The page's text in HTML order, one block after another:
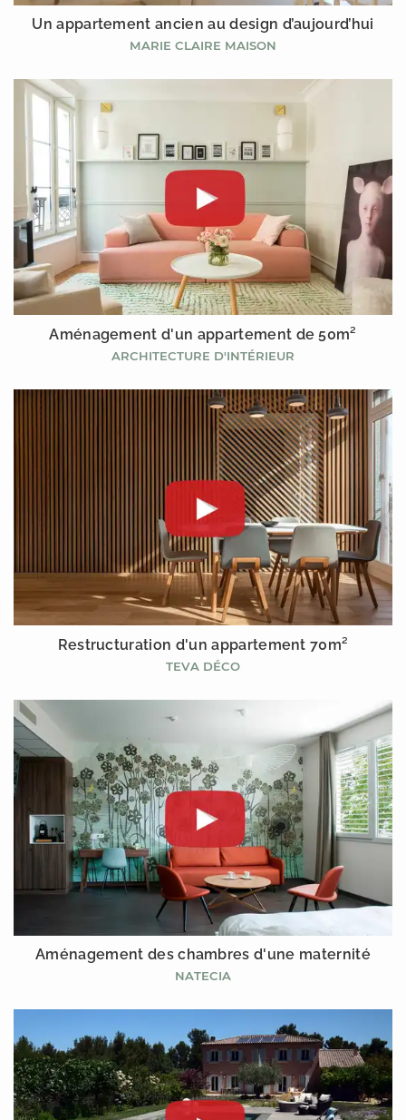
Un appartement ancien au design d’aujourd’hui
MARIE CLAIRE MAISON
Aménagement d'un appartement de 50m²
ARCHITECTURE D'INTÉRIEUR
Restructuration d'un appartement 70m²
TEVA DÉCO
Aménagement des chambres d'une maternité
NATECIA